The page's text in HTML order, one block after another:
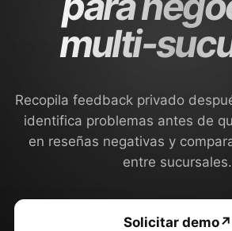
multi-
Recopila feedback privado
identifica problemas antes de
en reseñas negativas y
entre sucursales.
Solicitar demo↗